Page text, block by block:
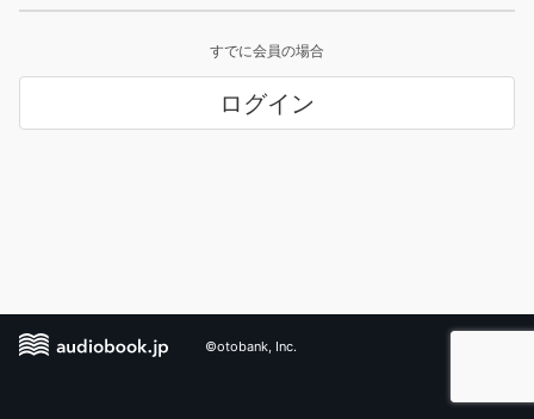
すでに会員の場合
ログイン
©otobank, Inc.